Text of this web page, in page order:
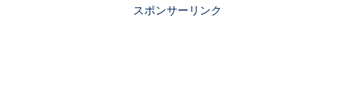
スポンサーリンク